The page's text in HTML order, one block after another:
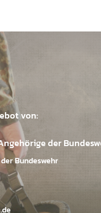
von:
der
Bundeswehr